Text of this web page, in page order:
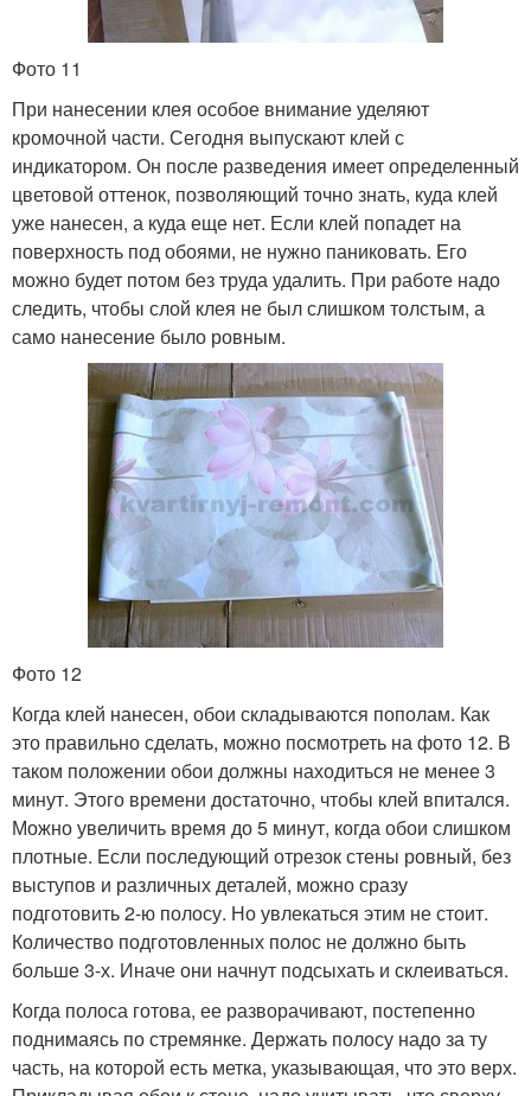
Фото 11
При нанесении клея особое внимание уделяют
кромочной части. Сегодня выпускают клей с
индикатором. Он после разведения имеет определенный
цветовой оттенок, позволяющий точно знать, куда клей
уже нанесен, а куда еще нет. Если клей попадет на
поверхность под обоями, не нужно паниковать. Его
можно будет потом без труда удалить. При работе надо
следить, чтобы слой клея не был слишком толстым, а
само нанесение было ровным.
Фото 12
Когда клей нанесен, обои складываются пополам. Как
это правильно сделать, можно посмотреть на фото 12. В
таком положении обои должны находиться не менее 3
минут. Этого времени достаточно, чтобы клей впитался.
Можно увеличить время до 5 минут, когда обои слишком
плотные. Если последующий отрезок стены ровный, без
выступов и различных деталей, можно сразу
подготовить 2-ю полосу. Но увлекаться этим не стоит.
Количество подготовленных полос не должно быть
больше 3-х. Иначе они начнут подсыхать и склеиваться.
Когда полоса готова, ее разворачивают, постепенно
поднимаясь по стремянке. Держать полосу надо за ту
часть, на которой есть метка, указывающая, что это верх.